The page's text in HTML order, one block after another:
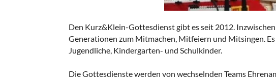
Den Kurz&Klein-Gottesdienst gibt es seit 2012.
Generationen zum Mitmachen, Mitfeiern und Mitsingen.
Jugendliche, Kindergarten- und Schulkinder.
Die Gottesdienste werden von wechselnden Teams